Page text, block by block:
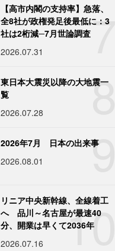
7
【高市内閣の支持率】急落、
全8社が政権発足後最低に：3
社は2桁減─7月世論調査
2026.07.31
8
東日本大震災以降の大地震一
覧
2026.07.28
9
2026年7月 日本の出来事
2026.08.01
10
リニア中央新幹線、全線着工
へ 品川～名古屋が最速40
分、開業は早くて2036年
2026.07.16